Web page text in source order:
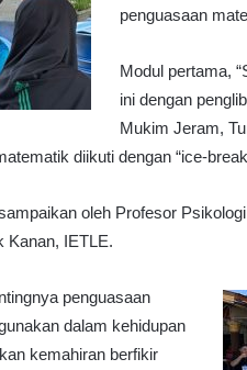
penguasaan
Modul pertama,
ini dengan
Mukim Jeram,
diikuti dengan “ice-
oleh Profesor
Kanan, IETLE.
penguasaan
dalam kehidupan
kemahiran berfikir